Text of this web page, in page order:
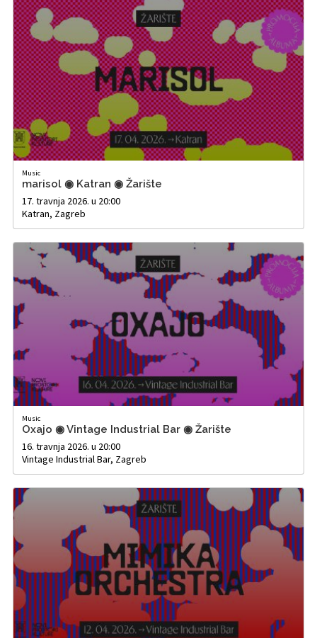
Music
marisol ◉ Katran ◉ Žarište
17. travnja 2026. u 20:00
Katran, Zagreb
Music
Oxajo ◉ Vintage Industrial Bar ◉ Žarište
16. travnja 2026. u 20:00
Vintage Industrial Bar, Zagreb